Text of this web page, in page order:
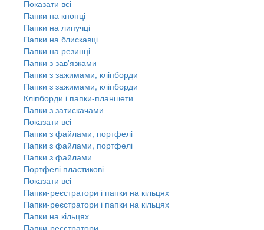
Показати всі
Папки на кнопці
Папки на липучці
Папки на блискавці
Папки на резинці
Папки з зав'язками
Папки з зажимами, кліпборди
Папки з зажимами, кліпборди
Кліпборди і папки-планшети
Папки з затискачами
Показати всі
Папки з файлами, портфелі
Папки з файлами, портфелі
Папки з файлами
Портфелі пластикові
Показати всі
Папки-реєстратори і папки на кільцях
Папки-реєстратори і папки на кільцях
Папки на кільцях
Папки-реєстратори